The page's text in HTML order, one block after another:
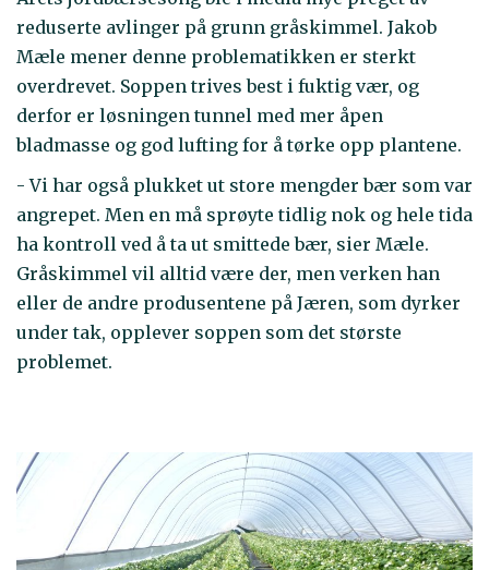
reduserte avlinger på grunn gråskimmel. Jakob
Mæle mener denne problematikken er sterkt
overdrevet. Soppen trives best i fuktig vær, og
derfor er løsningen tunnel med mer åpen
bladmasse og god lufting for å tørke opp plantene.
- Vi har også plukket ut store mengder bær som var
angrepet. Men en må sprøyte tidlig nok og hele tida
ha kontroll ved å ta ut smittede bær, sier Mæle.
Gråskimmel vil alltid være der, men verken han
eller de andre produsentene på Jæren, som dyrker
under tak, opplever soppen som det største
problemet.